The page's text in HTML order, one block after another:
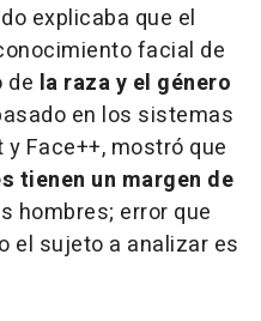
explicaba que el
facial de
de la raza y el género
en los sistemas
Face++, mostró que
tienen un margen de
hombres; error que
el sujeto a analizar es